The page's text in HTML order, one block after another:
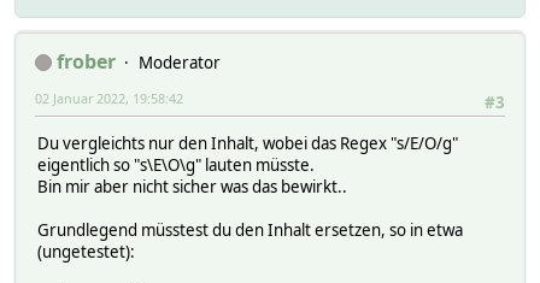
frober
Moderator
#3
02 Januar 2022, 19:58:42
Du vergleichts nur den Inhalt, wobei das Regex "s/E/O/g"
eigentlich so "s\E\O\g" lauten müsste.
Bin mir aber nicht sicher was das bewirkt..
Grundlegend müsstest du den Inhalt ersetzen, so in etwa
(ungetestet):